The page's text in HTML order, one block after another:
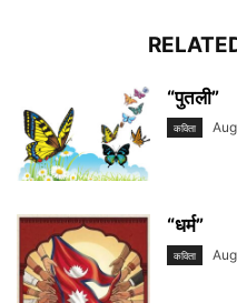
“पुतली”
कविता
“धर्म”
कविता